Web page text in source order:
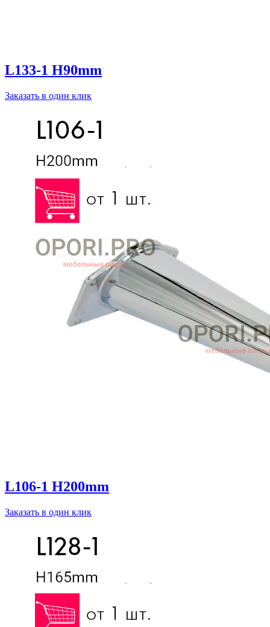
L133-1 H90mm
Заказать в один клик
L106-1 H200mm
Заказать в один клик